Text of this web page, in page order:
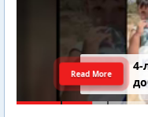
4-
Read More